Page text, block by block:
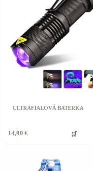
ULTRAFIALOVÁ BATERKA
14,90 € 🛒